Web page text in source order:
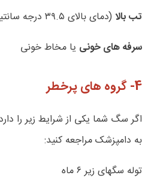
تب بالا(دمای بالای ۳۹.۵ درجه سانتیگراد)
سرفه های خونی یا مخاط خونی
4- گروه های پرخطر
اگر سگ شما یکی از شرایط زیر را
به دامپزشک مراجعه کنید:
توله سگهای زیر ۶ ماه